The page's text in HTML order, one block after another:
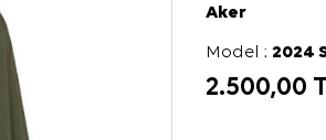
Aker
Model :2024
2.500,00